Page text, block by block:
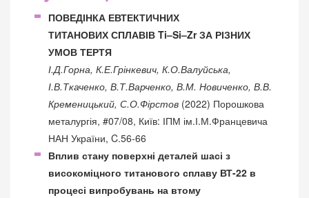
ПОВЕДІНКА ЕВТЕКТИЧНИХ
ТИТАНОВИХ СПЛАВІВ Ti–Si–Zr ЗА РІЗНИХ
УМОВ ТЕРТЯ
І.Д.Горна, К.Е.Грінкевич, К.О.Валуйська,
І.В.Ткаченко, В.Т.Варченко, В.М. Новиченко, В.В.
Кременицький, С.О.Фірстов (2022) Порошкова
металургія, #07/08, Київ: ІПМ ім.І.М.Францевича
НАН України, C.56-66
Вплив стану поверхні деталей шасі з
високоміцного титанового сплаву ВТ-22 в
процесі випробувань на втому